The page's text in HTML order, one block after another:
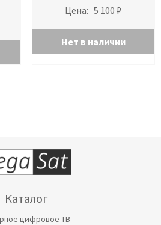
Цена: 5 100 ₽
Нет в наличии
Каталог
цифровое ТВ